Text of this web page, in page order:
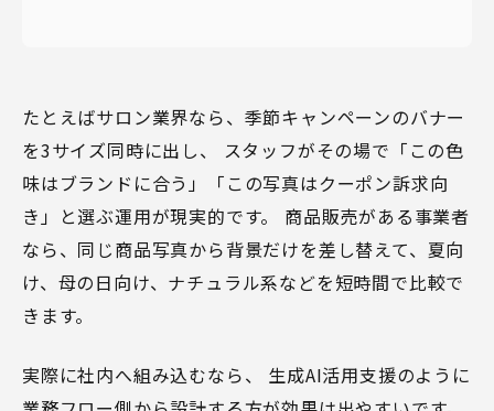
たとえばサロン業界なら、季節キャンペーンのバナー
を3サイズ同時に出し、 スタッフがその場で「この色
味はブランドに合う」「この写真はクーポン訴求向
き」と選ぶ運用が現実的です。 商品販売がある事業者
なら、同じ商品写真から背景だけを差し替えて、夏向
け、母の日向け、ナチュラル系などを短時間で比較で
きます。
実際に社内へ組み込むなら、 生成AI活用支援のように